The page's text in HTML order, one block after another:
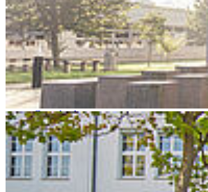
An der Hochschule Stralsund wurden
Rechtsvorschriften erlassen:
(Das Studium an der Hochschule betreffende
sind unter der Rubrik/Mein Studium/
Grundlagen
Grundordnung
Satzung zur Änderung der
Hausordnung
Verkehrs- und Parkordnung
Berufung, Verfahren, Gremien